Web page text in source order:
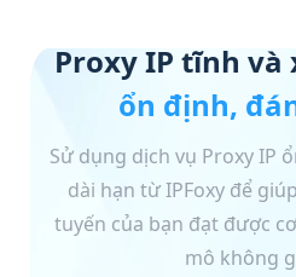
Proxy IP tĩnh và
ổn định,
Sử dụng dịch vụ Proxy IP
dài hạn từ IPFoxy để
tuyến của bạn đạt được
mô không